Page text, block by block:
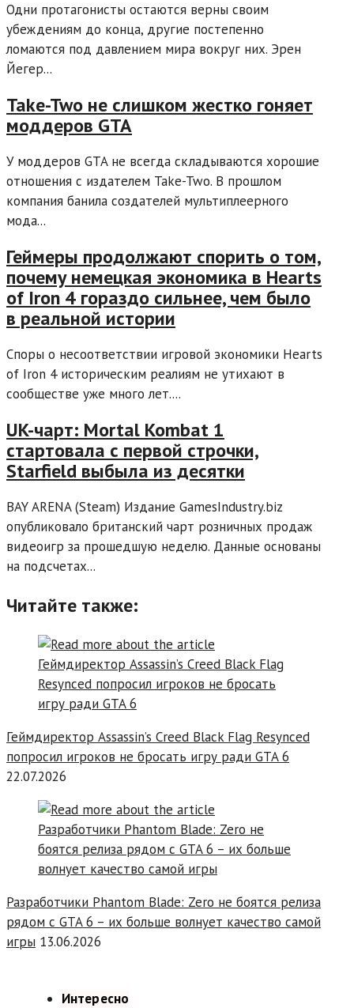
Одни протагонисты остаются верны своим
убеждениям до конца, другие постепенно
ломаются под давлением мира вокруг них. Эрен
Йегер...
Take-Two не слишком жестко гоняет
моддеров GTA
У моддеров GTA не всегда складываются хорошие
отношения с издателем Take-Two. В прошлом
компания банила создателей мультиплеерного
мода...
Геймеры продолжают спорить о том,
почему немецкая экономика в Hearts
of Iron 4 гораздо сильнее, чем было
в реальной истории
Споры о несоответствии игровой экономики Hearts
of Iron 4 историческим реалиям не утихают в
сообществе уже много лет....
UK-чарт: Mortal Kombat 1
стартовала с первой строчки,
Starfield выбыла из десятки
BAY ARENA (Steam) Издание GamesIndustry.biz
опубликовало британский чарт розничных продаж
видеоигр за прошедшую неделю. Данные основаны
на подсчетах...
Читайте также:
Геймдиректор Assassin’s Creed Black Flag Resynced
попросил игроков не бросать игру ради GTA 6
22.07.2026
Разработчики Phantom Blade: Zero не боятся релиза
рядом с GTA 6 – их больше волнует качество самой
игры 13.06.2026
Интересно